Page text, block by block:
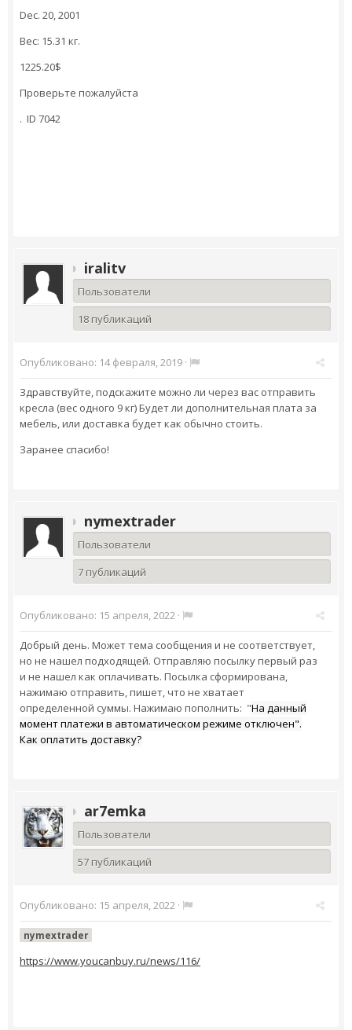
Dec. 20, 2001
Вес: 15.31 кг.
1225.20$
Проверьте пожалуйста
. ID 7042
iralitv
Пользователи
18 публикаций
Опубликовано: 14 февраля, 2019 ·
Здравствуйте, подскажите можно ли через вас отправить
кресла (вес одного 9 кг) Будет ли дополнительная плата за
мебель, или доставка будет как обычно стоить.
Заранее спасибо!
nymextrader
Пользователи
7 публикаций
Опубликовано: 15 апреля, 2022 ·
Добрый день. Может тема сообщения и не соответствует,
но не нашел подходящей. Отправляю посылку первый раз
и не нашел как оплачивать. Посылка сформирована,
нажимаю отправить, пишет, что не хватает
определенной суммы. Нажимаю пополнить: "На данный
момент платежи в автоматическом режиме отключен".
Как оплатить доставку?
ar7emka
Пользователи
57 публикаций
Опубликовано: 15 апреля, 2022 ·
nymextrader
https://www.youcanbuy.ru/news/116/